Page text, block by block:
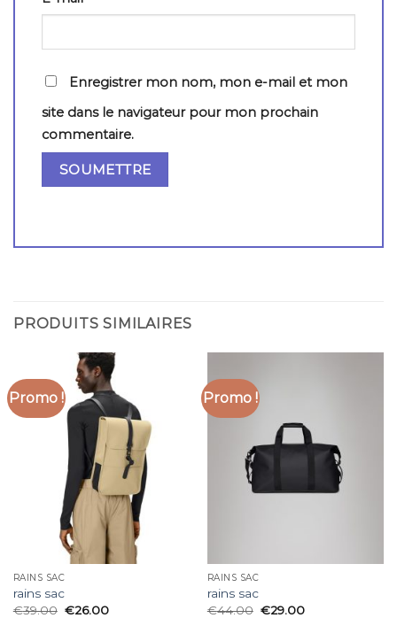
Enregistrer mon nom, mon e-mail et mon
site dans le navigateur pour mon prochain
commentaire.
PRODUITS SIMILAIRES
Promo !
RAINS SAC
rains sac
€39.00 €26.00
Promo !
RAINS SAC
rains sac
€44.00 €29.00